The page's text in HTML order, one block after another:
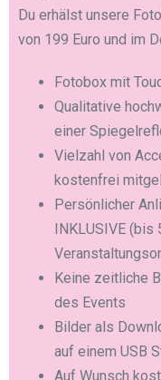
Du erhälst unsere
von 199 Euro und im
Fotobox mit
Qualitative
einer
Vielzahl von
kostenfrei
Persönlicher
INKLUSIVE (bis
Keine zeitliche
des Events
Bilder als
auf einem USB
Auf Wunsch